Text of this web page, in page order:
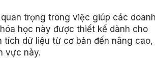
trọng trong việc giúp các doanh
học này được thiết kế dành cho
dữ liệu từ cơ bản đến nâng cao,
vực này.